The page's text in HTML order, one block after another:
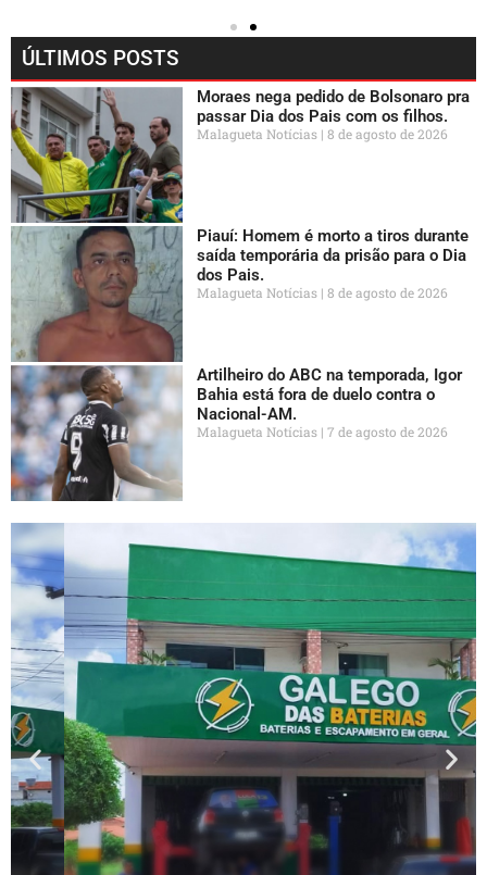
ÚLTIMOS POSTS
Moraes nega pedido de Bolsonaro pra
passar Dia dos Pais com os filhos.
Malagueta Notícias 8 de agosto de 2026
Piauí: Homem é morto a tiros durante
saída temporária da prisão para o Dia
dos Pais.
Malagueta Notícias 8 de agosto de 2026
Artilheiro do ABC na temporada, Igor
Bahia está fora de duelo contra o
Nacional-AM.
Malagueta Notícias 7 de agosto de 2026